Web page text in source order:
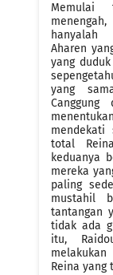
Memulai
hanyalah
Aharen
yang
yang
mendekati
total
keduanya
mereka
paling
mustahil
tantangan
tidak ada
itu,
Reina yang